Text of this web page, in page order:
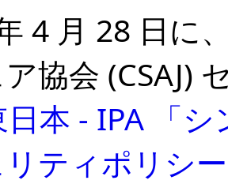
4 月 28 日に
協会 (CSAJ)
日本 - IPA 「
ティポリシ